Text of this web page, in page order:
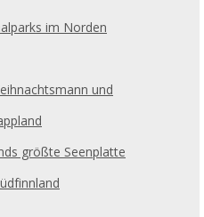
im Norden
und
größte Seenplatte